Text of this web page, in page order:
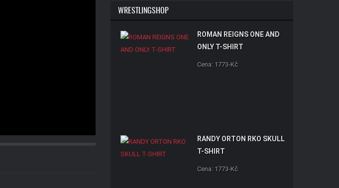
WRESTLINGSHOP
ROMAN REIGNS ONE AND
ONLY T-SHIRT
Cena: 1773-Kč
RANDY ORTON RKO SKULL
T-SHIRT
Cena: 1773-Kč